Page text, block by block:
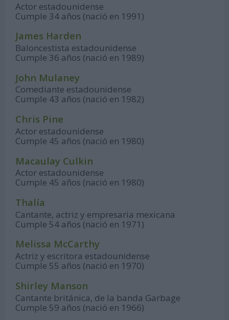
Actor estadounidense
Cumple 34 años (nació en 1991)
James Harden
Baloncestista estadounidense
Cumple 36 años (nació en 1989)
John Mulaney
Comediante estadounidense
Cumple 43 años (nació en 1982)
Chris Pine
Actor estadounidense
Cumple 45 años (nació en 1980)
Macaulay Culkin
Actor estadounidense
Cumple 45 años (nació en 1980)
Thalía
Cantante, actriz y empresaria mexicana
Cumple 54 años (nació en 1971)
Melissa McCarthy
Actriz y escritora estadounidense
Cumple 55 años (nació en 1970)
Shirley Manson
Cantante británica, de la banda Garbage
Cumple 59 años (nació en 1966)